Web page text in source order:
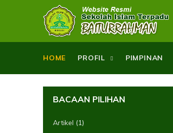
HOME PROFIL PIMPINAN
BACAAN PILIHAN
Artikel (1)